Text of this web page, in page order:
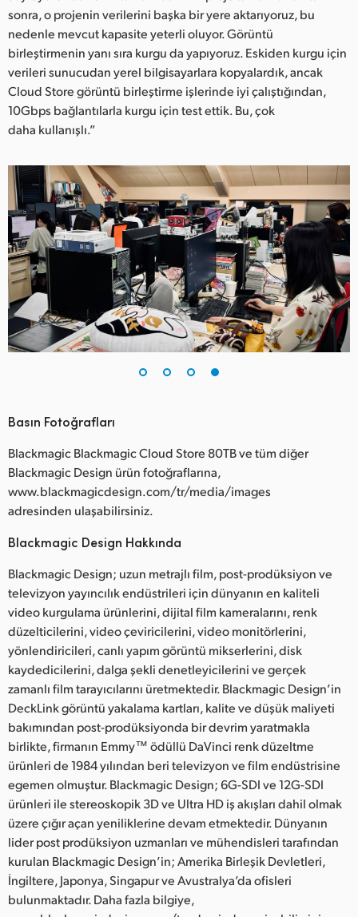
sonra, o projenin verilerini başka bir yere aktarıyoruz, bu
nedenle mevcut kapasite yeterli oluyor. Görüntü
birleştirmenin yanı sıra kurgu da yapıyoruz. Eskiden kurgu için
verileri sunucudan yerel bilgisayarlara kopyalardık, ancak
Cloud Store görüntü birleştirme işlerinde iyi çalıştığından,
10Gbps bağlantılarla kurgu için test ettik. Bu, çok
daha kullanışlı.”
Basın Fotoğrafları
Blackmagic Blackmagic Cloud Store 80TB ve tüm diğer
Blackmagic Design ürün fotoğraflarına,
www.blackmagicdesign.com/tr/media/images
adresinden ulaşabilirsiniz.
Blackmagic Design Hakkında
Blackmagic Design; uzun metrajlı film, post-prodüksiyon ve
televizyon yayıncılık endüstrileri için dünyanın en kaliteli
video kurgulama ürünlerini, dijital film kameralarını, renk
düzelticilerini, video çeviricilerini, video monitörlerini,
yönlendiricileri, canlı yapım görüntü mikserlerini, disk
kaydedicilerini, dalga şekli denetleyicilerini ve gerçek
zamanlı film tarayıcılarını üretmektedir. Blackmagic Design’in
DeckLink görüntü yakalama kartları, kalite ve düşük maliyeti
bakımından post-prodüksiyonda bir devrim yaratmakla
birlikte, firmanın Emmy™ ödüllü DaVinci renk düzeltme
ürünleri de 1984 yılından beri televizyon ve film endüstrisine
egemen olmuştur. Blackmagic Design; 6G-SDI ve 12G-SDI
ürünleri ile stereoskopik 3D ve Ultra HD iş akışları dahil olmak
üzere çığır açan yeniliklerine devam etmektedir. Dünyanın
lider post prodüksiyon uzmanları ve mühendisleri tarafından
kurulan Blackmagic Design’in; Amerika Birleşik Devletleri,
İngiltere, Japonya, Singapur ve Avustralya’da ofisleri
bulunmaktadır. Daha fazla bilgiye,